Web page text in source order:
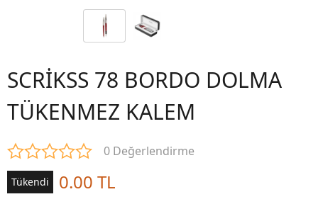
SCRİKSS 78 BORDO DOLMA
TÜKENMEZ KALEM
0 Değerlendirme
Tükendi 0.00 TL